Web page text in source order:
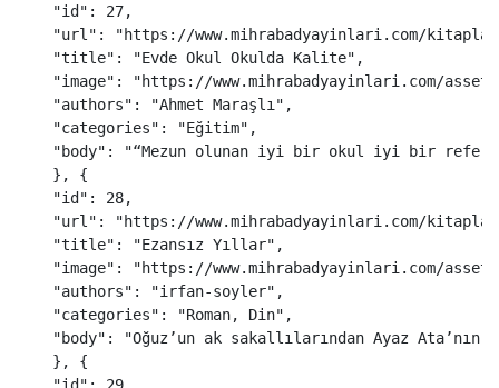
"id " : 27,
"url " : "https://www.mihrabadyayinlari.com/
"title" : "Evde Okul Okulda Kalite" ,
"image" : "https://www.mihrabadyayinlari.com/
"authors" : "Ahmet Maraşlı " ,
"categories" : "Eğitim" ,
"body" : "“Mezun olunan iyi bir okul iyi bir
},
{
"id " : 28,
"url " : "https://www.mihrabadyayinlari.com/
"title" : "Ezansız Yıllar" ,
"image" : "https://www.mihrabadyayinlari.com/
"authors" : "irfan-soyler" ,
"categories" : "Roman, Din" ,
"body" : "Oğuz’un ak sakallılarından Ayaz
},
{
"id " : 29,